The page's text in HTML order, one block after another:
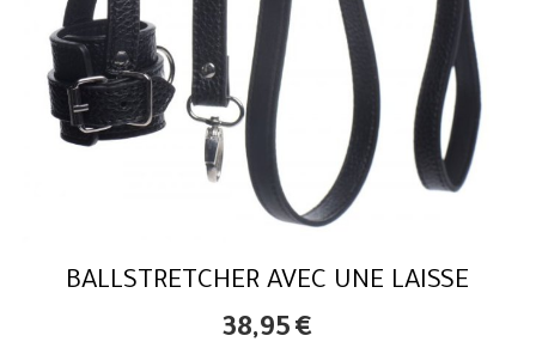
BALLSTRETCHER AVEC UNE LAISSE
38,95 €